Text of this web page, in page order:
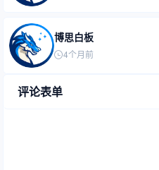
博思白板
4个月前
评论表单